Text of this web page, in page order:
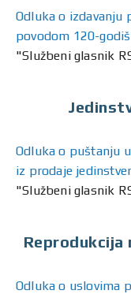
Odluka o izdavanju
povodom 120-
"Službeni glasnik
Odluka o puštanju
iz prodaje
"Službeni glasnik
Reprodukcija
Odluka o uslovima